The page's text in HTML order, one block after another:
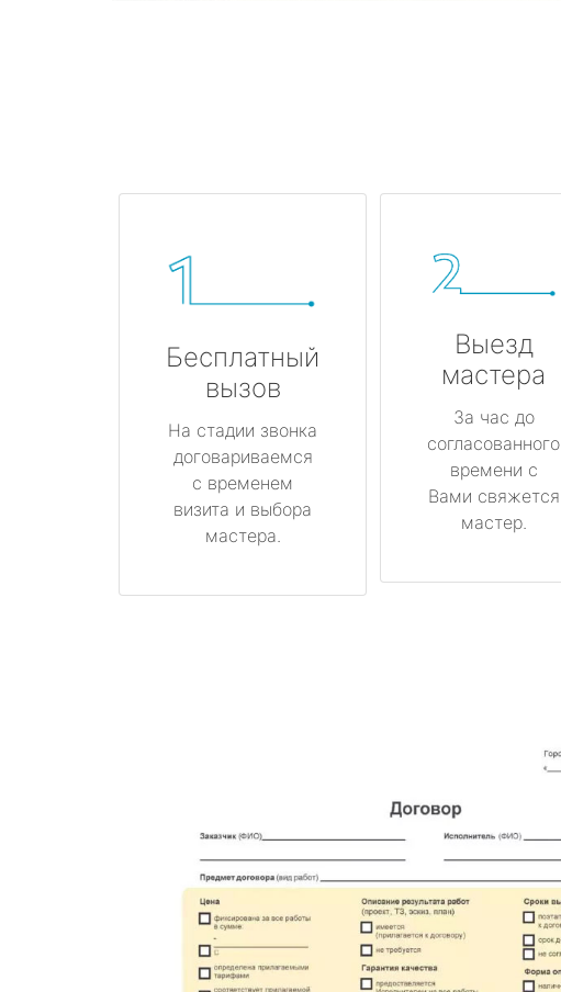
Бесплатный
вызов
На стадии звонка
договариваемся
с временем
визита и выбора
мастера.
Выезд
мастера
За час до
согласованного
времени с
Вами свяжется
мастер.